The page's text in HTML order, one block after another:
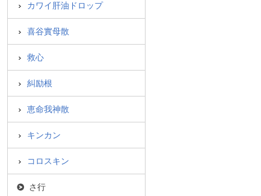
カワイ肝油ドロップ
喜谷實母散
救心
糾励根
恵命我神散
キンカン
コロスキン
さ行